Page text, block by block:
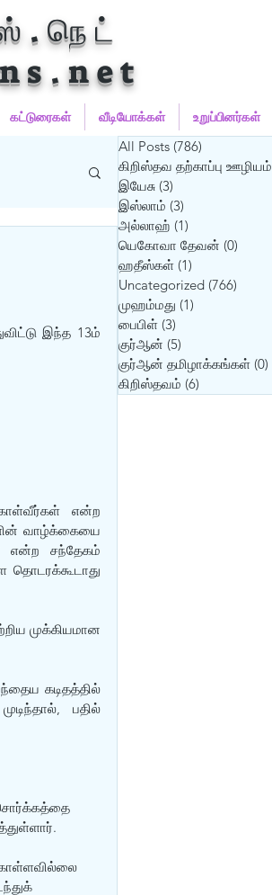
கட்டுரைகள் வீடியோக்கள் உறுப்பினர்கள்
இந்த 13ம்
என்ற
வாழ்க்கையை
என்ற சந்தேகம்
தொடரக்கூடாது
முக்கியமான
கடிதத்தில்
பதில்
சொர்க்கத்தை
All Posts (786)
கிறிஸ்தவ தற்காப்பு ஊழியம்
இயேசு (3)
இஸ்லாம் (3)
அல்லாஹ் (1)
யெகோவா தேவன் (0)
ஹதீஸ்கள் (1)
Uncategorized (766)
முஹம்மது (1)
பைபிள் (3)
குர்‍ஆன் (5)
குர்‍ஆன் தமிழாக்கங்கள் (0)
கிறிஸ்தவம் (6)